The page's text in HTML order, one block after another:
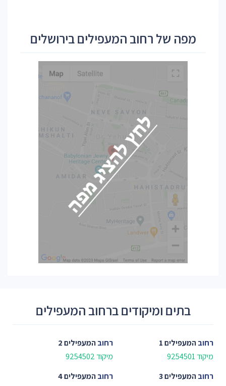
מפה של רחוב המעפילים בירושלים
בתים ומיקודים ברחוב המעפילים
רחובהמעפילים 1
מיקוד 9254501
רחובהמעפילים 2
מיקוד 9254502
רחובהמעפילים 3
רחובהמעפילים 4